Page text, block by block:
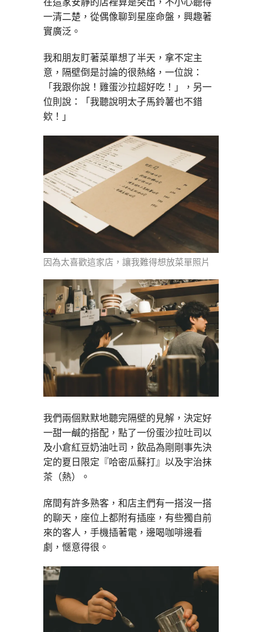
一清二楚，從偶像聊到星座命盤，興趣著
實廣泛。
我和朋友盯著菜單想了半天，拿不定主
意，隔壁倒是討論的很熱絡，一位說：
「我跟你說！雞蛋沙拉超好吃！」，另一
位則說：「我聽說明太子馬鈴薯也不錯
欸！」
因為太喜歡這家店，讓我難得想放菜單照片
我們兩個默默地聽完隔壁的見解，決定好
一甜一鹹的搭配，點了一份蛋沙拉吐司以
及小倉紅豆奶油吐司，飲品為剛剛事先決
定的夏日限定『哈密瓜蘇打』以及宇治抹
茶（熱）。
席間有許多熟客，和店主們有一搭沒一搭
的聊天，座位上都附有插座，有些獨自前
來的客人，手機插著電，邊喝咖啡邊看
劇，愜意得很。